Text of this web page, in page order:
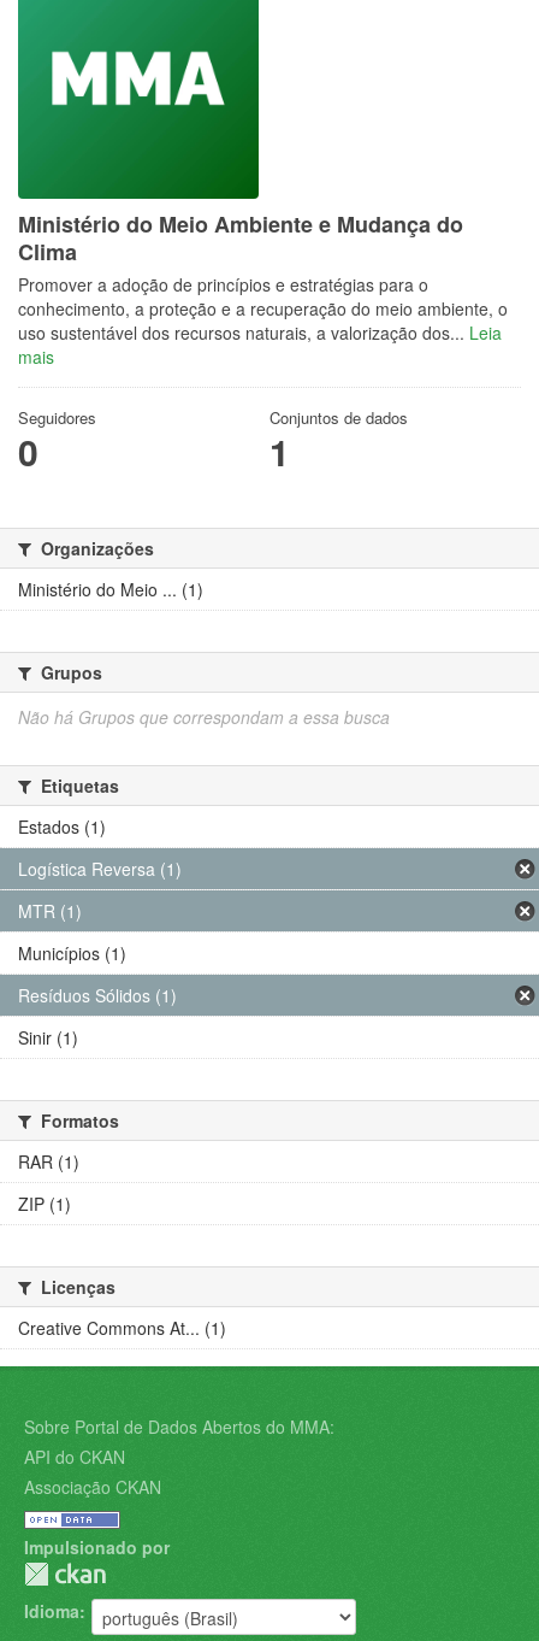
Ministério do Meio Ambiente e Mudança do
Clima
Promover a adoção de princípios e estratégias para o
conhecimento, a proteção e a recuperação do meio ambiente, o
uso sustentável dos recursos naturais, a valorização dos... Leia
mais
Seguidores
0
Conjuntos de dados
1
Organizações
Ministério do Meio ... (1)
Grupos
Não há Grupos que correspondam a essa busca
Etiquetas
Estados (1)
Logística Reversa (1)
MTR (1)
Municípios (1)
Resíduos Sólidos (1)
Sinir (1)
Formatos
RAR (1)
ZIP (1)
Licenças
Creative Commons At... (1)
Sobre Portal de Dados Abertos do MMA:
API do CKAN
Associação CKAN
Impulsionado por
Idioma